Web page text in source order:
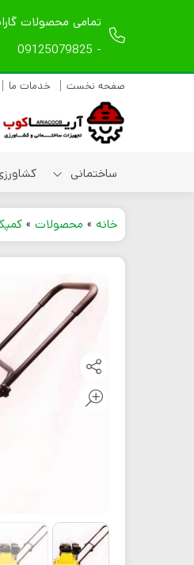
- 09125079825
صفحه نخست خدمات ما
ساختمانی
شیلنگ
شیلنگ ویبراتور
مکانیکی
شیلنگ
لوازم یدکی
ویبراتور
خانه » محصولات »